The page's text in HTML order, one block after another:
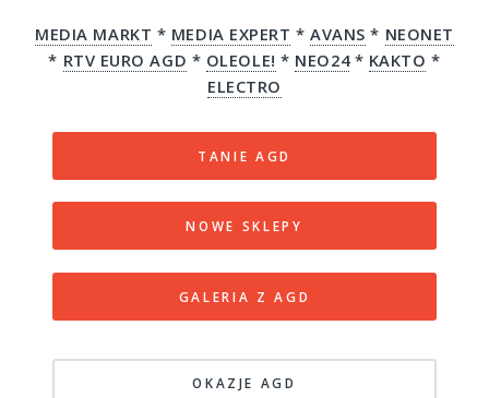
MEDIA MARKT * MEDIA EXPERT *AVANS * NEONET
* RTV EURO AGD * OLEOLE! * NEO24* KAKTO *
ELECTRO
TANIE AGD
NOWE SKLEPY
GALERIA Z AGD
OKAZJE AGD